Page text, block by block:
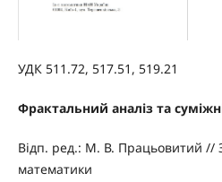
УДК 511.72, 517.51, 519.21
Фрактальний аналiз та
Вiдп. ред.: М. В. Працьовитий //
математики